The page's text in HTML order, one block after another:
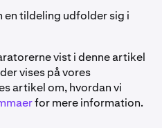
en tildeling udfolder sig i
vist i denne artikel
vises på vores
artikel om, hvordan vi
for mere information.